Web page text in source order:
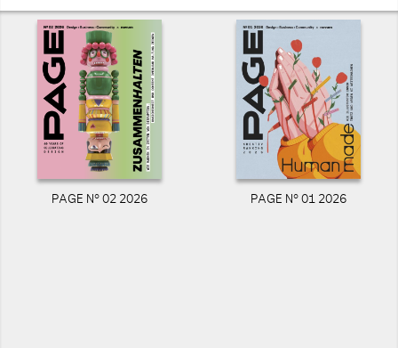
PAGE N° 02 2026 PAGE N° 01 2026